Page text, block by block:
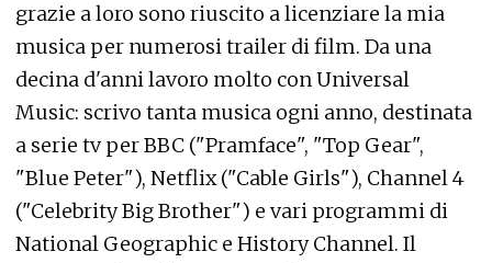
grazie a loro sono riuscito a licenziare la mia
musica per numerosi trailer di film. Da una
decina d'anni lavoro molto con Universal
Music: scrivo tanta musica ogni anno, destinata
a serie tv per BBC ("Pramface", "Top Gear",
"Blue Peter"), Netflix ("Cable Girls"), Channel 4
("Celebrity Big Brother") e vari programmi di
National Geographic e History Channel. Il